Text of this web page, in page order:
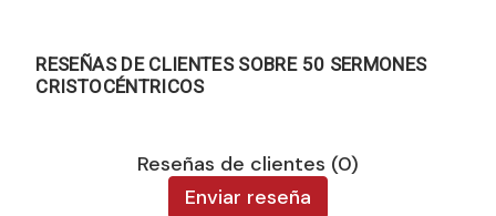
RESEÑAS DE CLIENTES SOBRE 50 SERMONES
CRISTOCÉNTRICOS
Reseñas de clientes (0)
Enviar reseña